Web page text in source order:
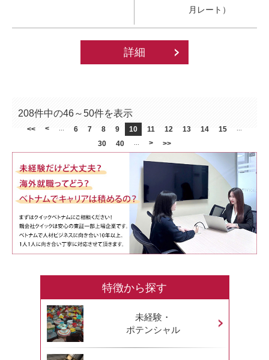
月レート）
詳細
208件中の46～50件を表示
<< < 6 7 8 9 10 11 12 13 14 15
30 40 > >>
特徴から探す
未経験・
ポテンシャル